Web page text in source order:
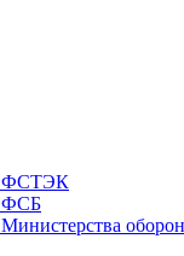
ФСТЭК
ФСБ